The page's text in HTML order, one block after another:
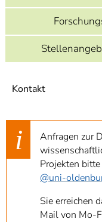
Kontakt
Anfragen zur
Projekten bitte
@uni-
Sie erreichen
Mail von Mo-